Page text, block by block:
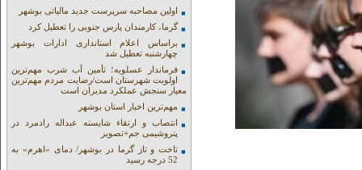
اولین مصاحبه سرپرست جدید مالیاتی بوشهر
گرما، کارمندان پارس جنوبی را تعطیل کرد
براساس اعلام استانداری ادارات بوشهر
چهارشنبه تعطیل شد
فرماندار عسلویه؛ تأمین آب شرب مهم‌ترین
اولویت شهرستان است/رضایت مردم مهم‌ترین
معیار سنجش عملکرد مدیران است
مهم‌ترین اخبار استان بوشهر
انتصاب و ارتقاء شایسته عبداله رادمرد در
پتروشیمی جم+تصویر
تاخت و تاز گرما در بوشهر/ دمای «اهرم» به
52 درجه رسید